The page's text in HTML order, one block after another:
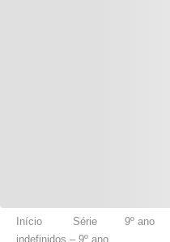
Início Série 9º ano
indefinidos – 9º ano